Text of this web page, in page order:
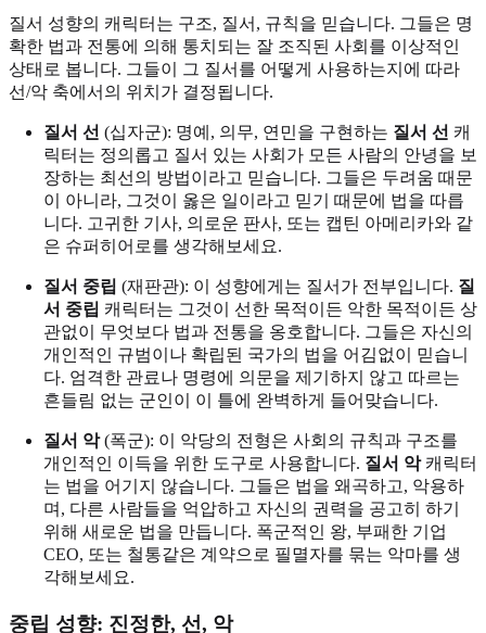
질서 성향의 캐릭터는 구조, 질서, 규칙을 믿습니다. 그들은 명
확한 법과 전통에 의해 통치되는 잘 조직된 사회를 이상적인
상태로 봅니다. 그들이 그 질서를 어떻게 사용하는지에 따라
선/악 축에서의 위치가 결정됩니다.
질서 선 (십자군): 명예, 의무, 연민을 구현하는 질서 선 캐
릭터는 정의롭고 질서 있는 사회가 모든 사람의 안녕을 보
장하는 최선의 방법이라고 믿습니다. 그들은 두려움 때문
이 아니라, 그것이 옳은 일이라고 믿기 때문에 법을 따릅
니다. 고귀한 기사, 의로운 판사, 또는 캡틴 아메리카와 같
은 슈퍼히어로를 생각해보세요.
질서 중립 (재판관): 이 성향에게는 질서가 전부입니다. 질
서 중립 캐릭터는 그것이 선한 목적이든 악한 목적이든 상
관없이 무엇보다 법과 전통을 옹호합니다. 그들은 자신의
개인적인 규범이나 확립된 국가의 법을 어김없이 믿습니
다. 엄격한 관료나 명령에 의문을 제기하지 않고 따르는
흔들림 없는 군인이 이 틀에 완벽하게 들어맞습니다.
질서 악(폭군): 이 악당의 전형은 사회의 규칙과 구조를
개인적인 이득을 위한 도구로 사용합니다. 질서 악캐릭터
는 법을 어기지 않습니다. 그들은 법을 왜곡하고, 악용하
며, 다른 사람들을 억압하고 자신의 권력을 공고히 하기
위해 새로운 법을 만듭니다. 폭군적인 왕, 부패한 기업
CEO, 또는 철통같은 계약으로 필멸자를 묶는 악마를 생
각해보세요.
중립 성향: 진정한, 선, 악